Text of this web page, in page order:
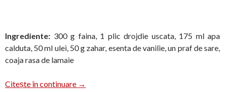
Ingrediente: 300 g faina, 1 plic drojdie uscata, 175 ml apa
calduta, 50 ml ulei, 50 g zahar, esenta de vanilie, un praf de sare,
coaja rasa de lamaie
Citește în continuare Savarina din aluat dospit
→